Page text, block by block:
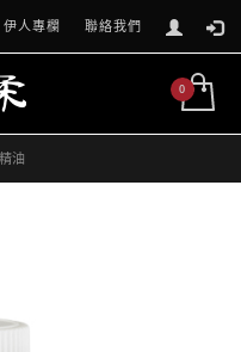
伊人專欄 聯絡我們
精油